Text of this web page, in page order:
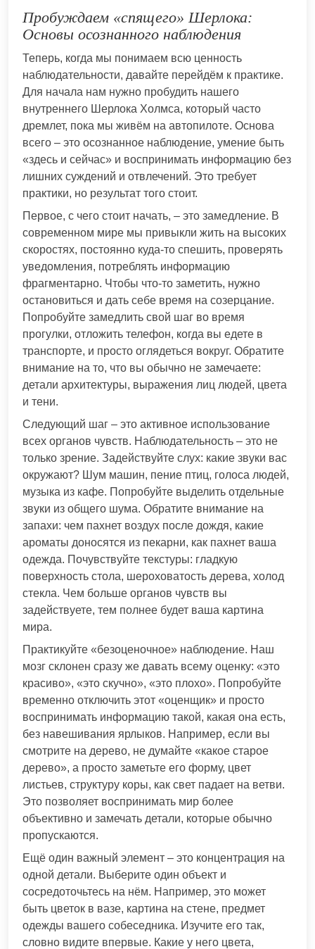
Пробуждаем «спящего» Шерлока:
Основы осознанного наблюдения
Теперь, когда мы понимаем всю ценность
наблюдательности, давайте перейдём к практике.
Для начала нам нужно пробудить нашего
внутреннего Шерлока Холмса, который часто
дремлет, пока мы живём на автопилоте. Основа
всего – это осознанное наблюдение, умение быть
«здесь и сейчас» и воспринимать информацию без
лишних суждений и отвлечений. Это требует
практики, но результат того стоит.
Первое, с чего стоит начать, – это замедление. В
современном мире мы привыкли жить на высоких
скоростях, постоянно куда-то спешить, проверять
уведомления, потреблять информацию
фрагментарно. Чтобы что-то заметить, нужно
остановиться и дать себе время на созерцание.
Попробуйте замедлить свой шаг во время
прогулки, отложить телефон, когда вы едете в
транспорте, и просто оглядеться вокруг. Обратите
внимание на то, что вы обычно не замечаете:
детали архитектуры, выражения лиц людей, цвета
и тени.
Следующий шаг – это активное использование
всех органов чувств. Наблюдательность – это не
только зрение. Задействуйте слух: какие звуки вас
окружают? Шум машин, пение птиц, голоса людей,
музыка из кафе. Попробуйте выделить отдельные
звуки из общего шума. Обратите внимание на
запахи: чем пахнет воздух после дождя, какие
ароматы доносятся из пекарни, как пахнет ваша
одежда. Почувствуйте текстуры: гладкую
поверхность стола, шероховатость дерева, холод
стекла. Чем больше органов чувств вы
задействуете, тем полнее будет ваша картина
мира.
Практикуйте «безоценочное» наблюдение. Наш
мозг склонен сразу же давать всему оценку: «это
красиво», «это скучно», «это плохо». Попробуйте
временно отключить этот «оценщик» и просто
воспринимать информацию такой, какая она есть,
без навешивания ярлыков. Например, если вы
смотрите на дерево, не думайте «какое старое
дерево», а просто заметьте его форму, цвет
листьев, структуру коры, как свет падает на ветви.
Это позволяет воспринимать мир более
объективно и замечать детали, которые обычно
пропускаются.
Ещё один важный элемент – это концентрация на
одной детали. Выберите один объект и
сосредоточьтесь на нём. Например, это может
быть цветок в вазе, картина на стене, предмет
одежды вашего собеседника. Изучите его так,
словно видите впервые. Какие у него цвета,